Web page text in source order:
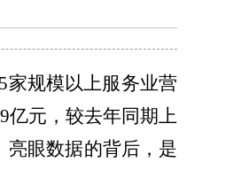
家规模以上服务业营
亿元，较去年同期上
眼数据的背后，是